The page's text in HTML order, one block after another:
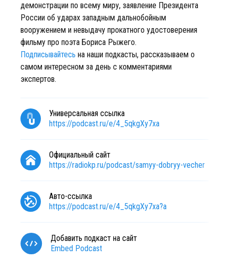
демонстрации по всему миру, заявление Президента
России об ударах западным дальнобойным
вооружением и невыдачу прокатного удостоверения
фильму про поэта Бориса Рыжего.
Подписывайтесь на наши подкасты, рассказываем о
самом интересном за день с комментариями
экспертов.
Универсальная ссылка
https://podcast.ru/e/4_5qkgXy7xa
Официальный сайт
https://radiokp.ru/podcast/samyy-dobryy-vecher
Авто-ссылка
https://podcast.ru/e/4_5qkgXy7xa?a
Добавить подкаст на сайт
Embed Podcast